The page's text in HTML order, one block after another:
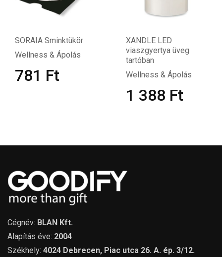
SORAIA Sminktükör
Wellness & Ápolás
781 Ft
XANDLE LED
viaszgyertya üveg
tartóban
Wellness & Ápolás
1 388 Ft
Cégnév: BLAN Kft.
Alapítás éve: 2004
Székhely: 4024 Debrecen, Piac utca 26. A. ép. 3/12.